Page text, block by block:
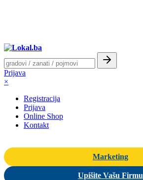
Prijava
×
Registracija
Prijava
Online Shop
Kontakt
Marketing
Upišite Vašu Firmu